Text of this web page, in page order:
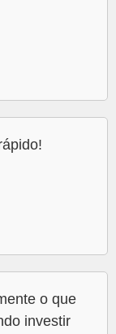
o que
investir